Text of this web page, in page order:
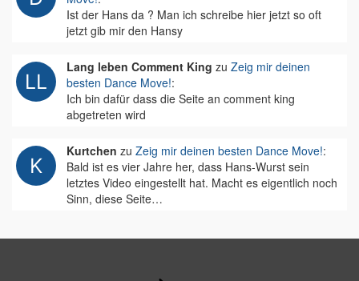
Ist der Hans da ? Man ich schreibe hier jetzt so oft
jetzt gib mir den Hansy
Lang leben Comment King zu Zeig mir deinen
besten Dance Move!:
Ich bin dafür dass die Seite an comment king
abgetreten wird
Kurtchen zu Zeig mir deinen besten Dance Move!:
Bald ist es vier Jahre her, dass Hans-Wurst sein
letztes Video eingestellt hat. Macht es eigentlich noch
Sinn, diese Seite…